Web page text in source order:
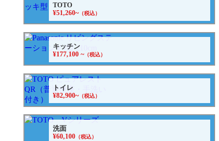
TOTO
¥51,260~（税込）
キッチン
¥177,100 ~（税込）
トイレ
¥82,900~（税込）
洗面
¥60,100 （税込）